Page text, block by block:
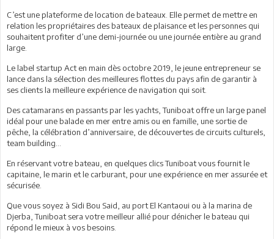
C’est une plateforme de location de bateaux. Elle permet de mettre en
relation les propriétaires des bateaux de plaisance et les personnes qui
souhaitent profiter d’une demi-journée ou une journée entière au grand
large.
Le label startup Act en main dès octobre 2019, le jeune entrepreneur se
lance dans la sélection des meilleures flottes du pays afin de garantir à
ses clients la meilleure expérience de navigation qui soit.
Des catamarans en passants par les yachts, Tuniboat offre un large panel
idéal pour une balade en mer entre amis ou en famille, une sortie de
pêche, la célébration d’anniversaire, de découvertes de circuits culturels,
team building…
En réservant votre bateau, en quelques clics Tuniboat vous fournit le
capitaine, le marin et le carburant, pour une expérience en mer assurée et
sécurisée.
Que vous soyez à Sidi Bou Said, au port El Kantaoui ou à la marina de
Djerba, Tuniboat sera votre meilleur allié pour dénicher le bateau qui
répond le mieux à vos besoins.